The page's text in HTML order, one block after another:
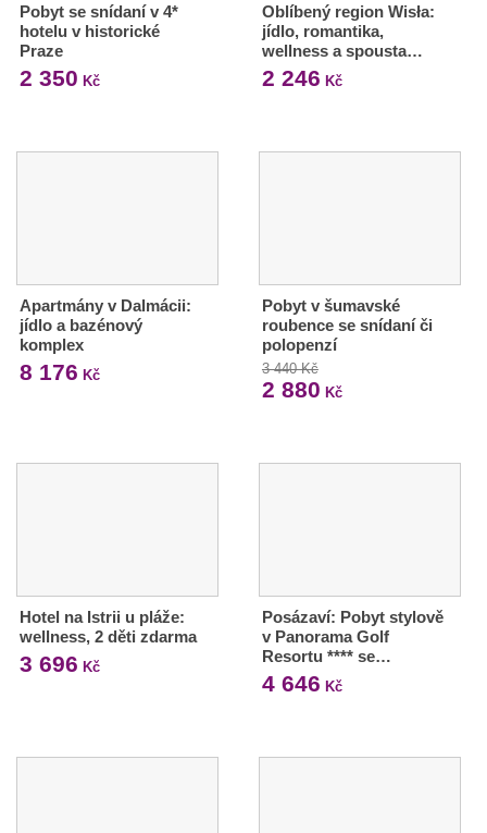
Pobyt se snídaní v 4*
hotelu v historické
Praze
2 350 Kč
Oblíbený region Wisła:
jídlo, romantika,
wellness a spousta…
2 246 Kč
Apartmány v Dalmácii:
jídlo a bazénový
komplex
8 176 Kč
Pobyt v šumavské
roubence se snídaní či
polopenzí
3 440 Kč
2 880 Kč
Hotel na Istrii u pláže:
wellness, 2 děti zdarma
3 696 Kč
Posázaví: Pobyt stylově
v Panorama Golf
Resortu **** se…
4 646 Kč